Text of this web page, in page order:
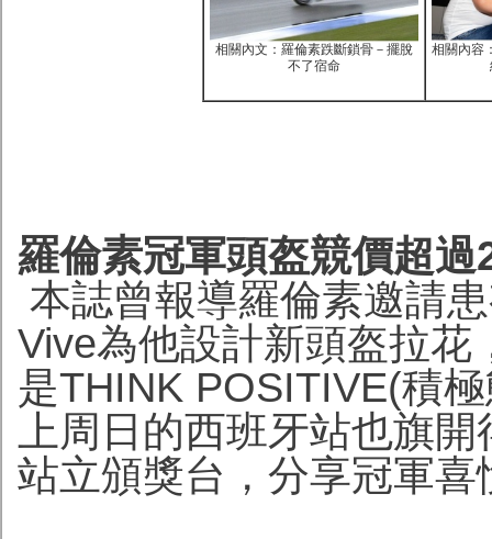
相關內文：羅倫素跌斷鎖骨－擺脫
不了宿命
相關內容
羅倫素冠軍頭盔競價超
本誌曾報導羅倫素邀請
Vive為他設計新頭盔拉
是THINK POSITIVE(積
上周日的西班牙站也旗
站立頒獎台，分享冠軍